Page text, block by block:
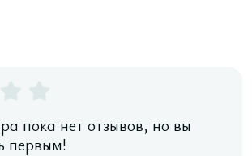
пока нет отзывов, но вы
первым!